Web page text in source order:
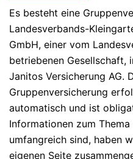
Es besteht eine
Landesverbands-
GmbH, einer vom
betriebenen Gesellschaft,
Janitos Versicherung AG.
Gruppenversicherung
automatisch und ist
Informationen zum
umfangreich sind, haben
eigenen Seite